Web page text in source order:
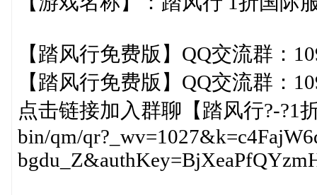
【踏风行免费版】QQ交流群：
【踏风行免费版】QQ交流群：
点击链接加入群聊【踏风行?-?1
bin/qm/